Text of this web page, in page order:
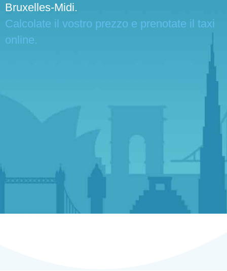
Bruxelles-Midi.
Calcolate il vostro prezzo e prenotate il taxi
online.